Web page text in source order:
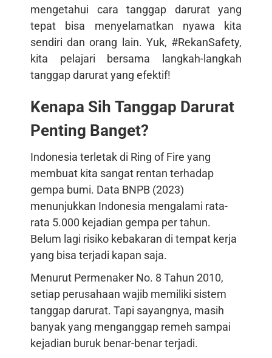
mengetahui cara tanggap darurat yang
tepat bisa menyelamatkan nyawa kita
sendiri dan orang lain. Yuk, #RekanSafety,
kita pelajari bersama langkah-langkah
tanggap darurat yang efektif!
Kenapa Sih Tanggap Darurat
Penting Banget?
Indonesia terletak di Ring of Fire yang
membuat kita sangat rentan terhadap
gempa bumi. Data BNPB (2023)
menunjukkan Indonesia mengalami rata-
rata 5.000 kejadian gempa per tahun.
Belum lagi risiko kebakaran di tempat kerja
yang bisa terjadi kapan saja.
Menurut Permenaker No. 8 Tahun 2010,
setiap perusahaan wajib memiliki sistem
tanggap darurat. Tapi sayangnya, masih
banyak yang menganggap remeh sampai
kejadian buruk benar-benar terjadi.